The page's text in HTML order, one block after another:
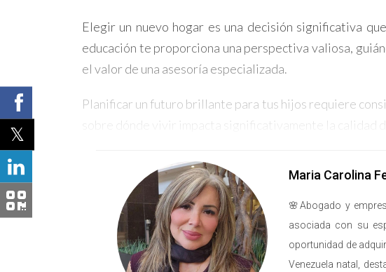
Elegir un nuevo hogar es una decisión significativa
educación te proporciona una perspectiva valiosa,
el valor de una asesoría especializada.
Planificar un futuro brillante para tus hijos requiere
sobre dónde vivir impacta significativamente la calidad
Clic para ver video Maria Carolina
🌸Abogado y
asociada con su
oportunidad de
Venezuela natal,